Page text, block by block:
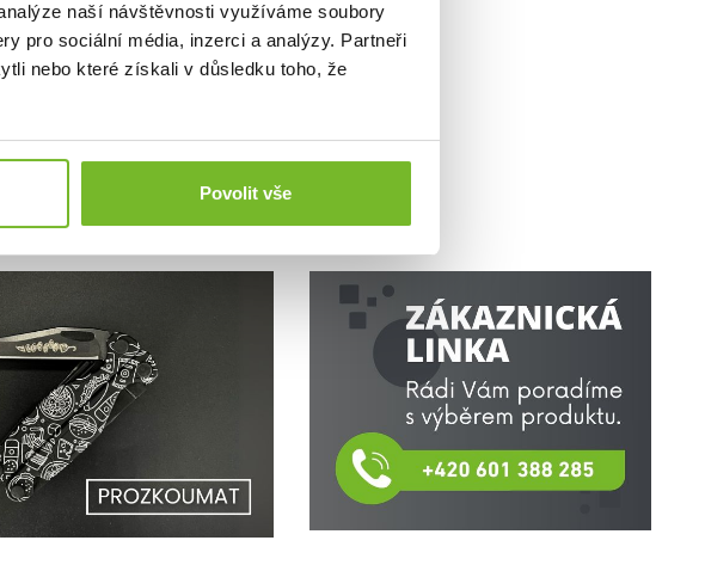
naší návštěvnosti využíváme soubory
pro sociální média, inzerci a analýzy. Partneři
nebo které získali v důsledku toho, že
Povolit vše
záruka 7 let